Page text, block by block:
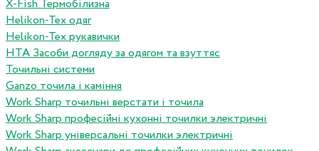
X-Fish Термобілизна
Helikon-Tex одяг
Helikon-Tex рукавички
HTA Засоби догляду за одягом та взуттяс
Точильні системи
Ganzo точила і каміння
Work Sharp точильні верстати і точила
Work Sharp професiйнi кухоннi точилки электричнi
Work Sharp унiверсальнi точилки электричнi